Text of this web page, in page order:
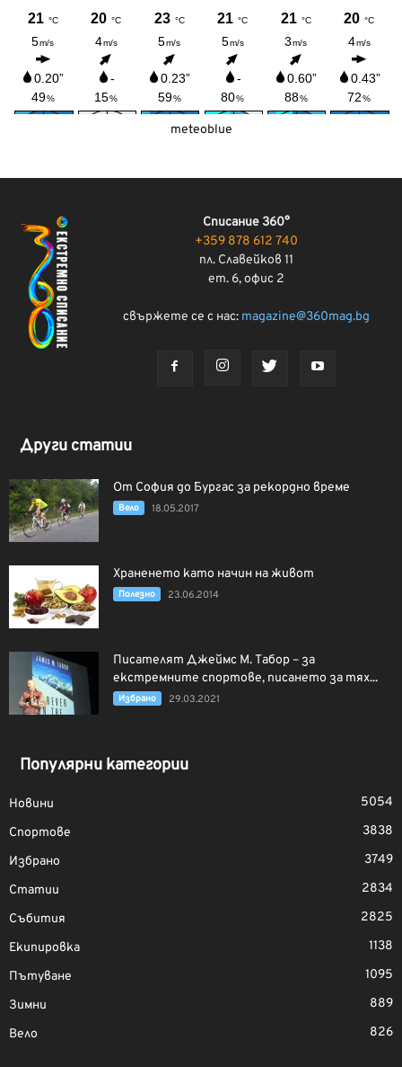
meteoblue
Списание 360°
+359 878 612 740
пл. Славейков 11
ет. 6, офис 2
свържете се с нас: magazine@360mag.bg
Други статии
От София до Бургас за рекордно време
Вело 18.05.2017
Храненето като начин на живот
Полезно 23.06.2014
Писателят Джеймс М. Табор – за
екстремните спортове, писането за тях...
Избрано 29.03.2021
Популярни категории
Новини
5054
Спортове
3838
Избрано
3749
Статии
2834
Събития
2825
Екипировка
1138
Пътуване
1095
Зимни
889
Вело
826